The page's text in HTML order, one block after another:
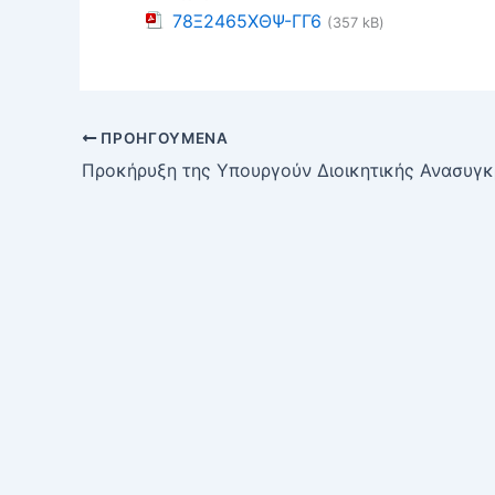
78Ξ2465ΧΘΨ-ΓΓ6 (357 kB)
ΠΡΟΗΓΟΎΜΕΝΑ